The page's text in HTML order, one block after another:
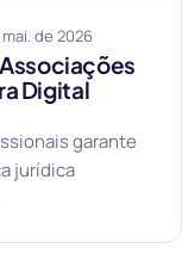
de 2026
Digital
garante
jurídica